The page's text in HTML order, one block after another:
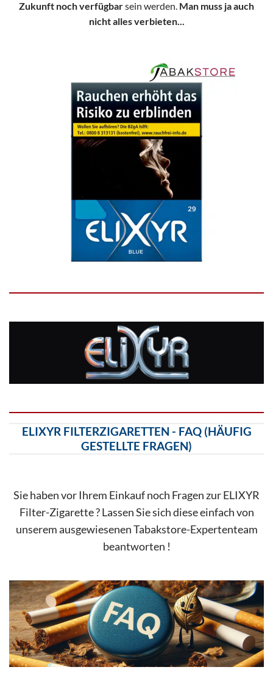
Zukunft noch verfügbarsein werden. Man muss ja auch
nicht alles verbieten...
ELIXYR FILTERZIGARETTEN - FAQ (HÄUFIG
GESTELLTE FRAGEN)
Sie haben vor Ihrem Einkauf noch Fragen zur ELIXYR
Filter-Zigarette ? Lassen Sie sich diese einfach von
unserem ausgewiesenen Tabakstore-Expertenteam
beantworten !